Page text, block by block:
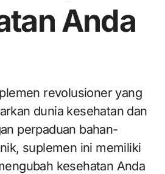
Anda
revolusioner yang
dunia kesehatan dan
perpaduan bahan-
suplemen ini memiliki
kesehatan Anda